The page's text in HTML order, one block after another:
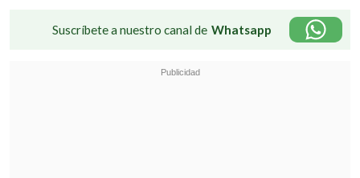
Suscríbete a nuestro canal de Whatsapp